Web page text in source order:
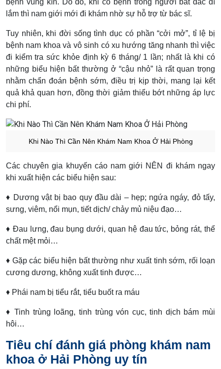
lắm thì nam giới mới đi khám nhờ sự hỗ trợ từ bác sĩ.
Tuy nhiên, khi đời sống tình dục có phần “cởi mở”, tỉ lệ bị
bệnh nam khoa và vô sinh có xu hướng tăng nhanh thì việc
đi kiểm tra sức khỏe định kỳ 6 tháng/ 1 lần; nhất là khi có
những biểu hiện bất thường ở “cậu nhỏ” là rất quan trọng
nhằm chẩn đoán bệnh sớm, điều trị kịp thời, mang lại kết
quả khả quan hơn, đồng thời giảm thiểu bớt những áp lực
chi phí.
Khi Nào Thì Cần Nên Khám Nam Khoa Ở Hải Phòng
Các chuyên gia khuyến cáo nam giới NÊN đi khám ngay
khi xuất hiện các biểu hiện sau:
♦ Dương vật bị bao quy đầu dài – hẹp; ngứa ngáy, đỏ tấy,
sưng, viêm, nổi mụn, tiết dịch/ chảy mủ niệu đạo…
♦ Đau lưng, đau bụng dưới, quan hệ đau tức, bỏng rát, thể
chất mệt mỏi…
♦ Gặp các biểu hiện bất thường như xuất tinh sớm, rối loạn
cương dương, không xuất tinh được…
♦ Phái nam bị tiểu rắt, tiểu buốt ra máu
♦ Tinh trùng loãng, tinh trùng vón cục, tinh dịch bám mùi
hôi…
Tiêu chí đánh giá phòng khám nam
khoa ở Hải Phòng uy tín